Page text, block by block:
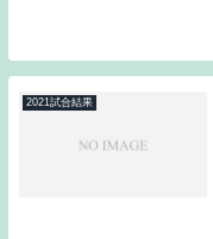
2021試合結果